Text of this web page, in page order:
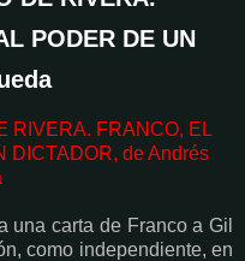
PODER DE UN
RIVERA. FRANCO, EL
DICTADOR, de Andrés
carta de Franco a Gil
como independiente, en